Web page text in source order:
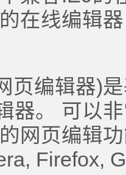
在线编辑器
页编辑器)
器。 可以
网页编辑
Firefox,